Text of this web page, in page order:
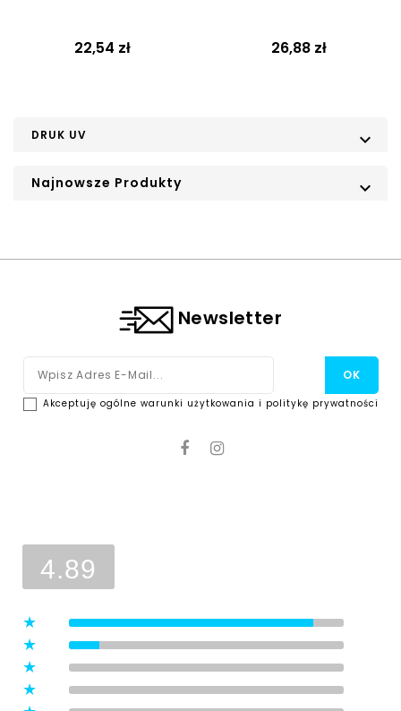
Cena
22,54 zł Cena
26,88 zł
DRUK UV 
Najnowsze Produkty 
Newsletter
Akceptuję ogólne warunki użytkowania i politykę prywatności
4.89